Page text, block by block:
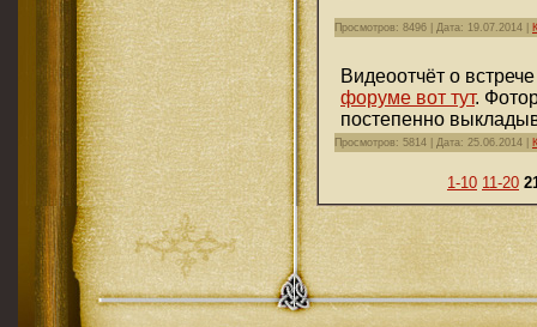
Просмотров: 8496 | Дата: 19.07.2014
Видеоотчёт о
форуме вот тут.
постепенно
Просмотров: 5814 | Дата: 25.06.2014
1-10 11-20